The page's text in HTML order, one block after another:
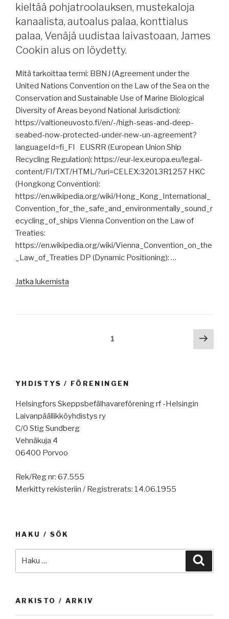
Seatrade
Cruise
Review,
Olkiluodon
ICE
Pact,
Davie
ostamassa
texasilaisen
telakan,
Helsingin
Satama,
Ahti
Pool
ja
Bore,
raportteja,
USA:n
ja
valtamerten
aluksia
tulessa
ja
on
vahvistettu.”
kieltää pohjatroolauksen, mustekaloja
kanaalista, autoalus palaa, konttialus
palaa, Venäjä uudistaa laivastoaan, James
Cookin alus on löydetty.
Mitä tarkoittaa termi: BBNJ (Agreement under the
United Nations Convention on the Law of the Sea on the
Conservation and Sustainable Use of Marine Biological
Diversity of Areas beyond National Jurisdiction):
https://valtioneuvosto.fi/en/-/high-seas-and-deep-
seabed-now-protected-under-new-un-agreement?
languageId=fi_FI EUSRR (European Union Ship
Recycling Regulation): https://eur-lex.europa.eu/legal-
content/FI/TXT/HTML/?uri=CELEX:32013R1257 HKC
(Hongkong Convention):
https://en.wikipedia.org/wiki/Hong_Kong_International_
Convention_for_the_safe_and_environmentally_sound_r
ecycling_of_ships Vienna Convention on the Law of
Treaties:
https://en.wikipedia.org/wiki/Vienna_Convention_on_the
_Law_of_Treaties DP (Dynamic Positioning): …
Jatka lukemista
turvallisuustrendit,
taso,
Suomen
satamien
tavaraliikenneselvitys,
Alfa
Lavalin
suojelukonferenssi,
tuomio
toiselle
1
sivu
YHDISTYS / FÖRENINGEN
Helsingfors Skeppsbefälhavareförening rf -Helsingin
Laivanpäällikköyhdistys ry
C/0 Stig Sundberg
Vehnäkuja 4
06400 Porvoo
Rek/Reg nr: 67.555
Merkitty rekisteriin / Registrerats: 14.06.1955
HAKU / SÖK
ARKISTO / ARKIV